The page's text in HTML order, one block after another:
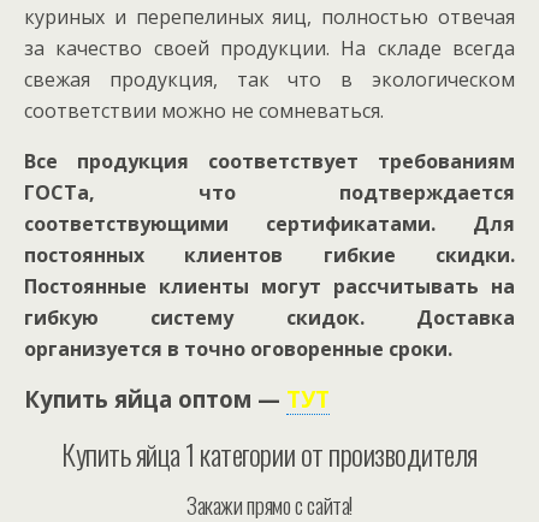
куриных и перепелиных яиц, полностью отвечая
за качество своей продукции. На складе всегда
свежая продукция, так что в экологическом
соответствии можно не сомневаться.
Все продукция соответствует требованиям
ГОСТа, что подтверждается
соответствующими сертификатами. Для
постоянных клиентов гибкие скидки.
Постоянные клиенты могут рассчитывать на
гибкую систему скидок. Доставка
организуется в точно оговоренные сроки.
Купить яйца оптом — ТУТ
Купить яйца 1 категории от производителя
Закажи прямо с сайта!